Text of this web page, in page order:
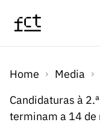
Home Media
Candidaturas à
terminam a 14 de